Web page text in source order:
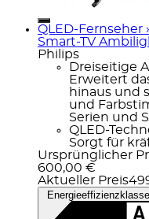
QLED-Fernseher
Smart-TV
Philips
Dreiseitige
Erweitert
hinaus und
und
Serien und
QLED-
Sorgt für
Ursprünglicher
600,00 €
Aktueller Preis
Energieeffizienzklasse